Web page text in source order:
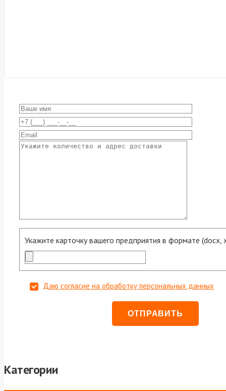
Укажите карточку вашего предприятия в формате (docx,
Даю согласие на обработку персональных данных
Категории